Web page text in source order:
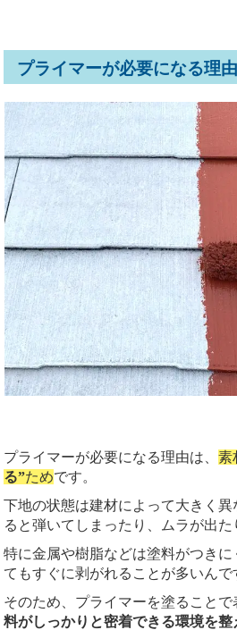
プライマーが必要になる理
プライマーが必要になる理由は、素
る”ためです。
下地の状態は建材によって大きく
ると弾いてしまったり、ムラが出た
特に金属や樹脂などは塗料がつき
てもすぐに剥がれることが多いんで
そのため、プライマーを塗ること
料がしっかりと密着できる環境を整